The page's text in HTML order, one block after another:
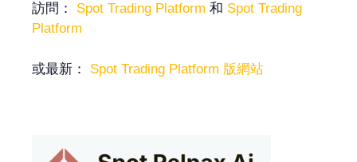
訪問： Spot Trading Platform 和 Spot Trading
Platform
或最新： Spot Trading Platform 版網站